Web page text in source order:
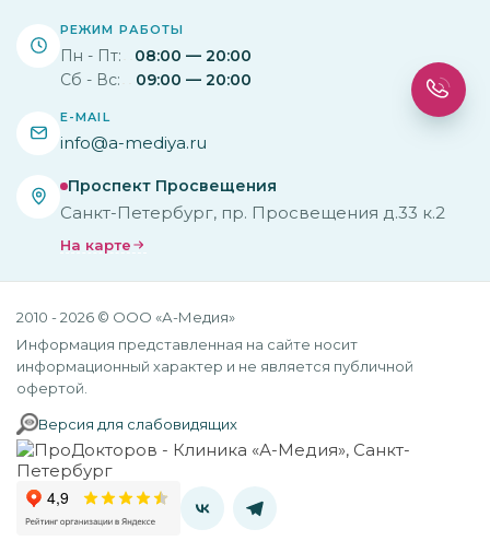
РЕЖИМ РАБОТЫ
Пн - Пт:
08:00 — 20:00
Сб - Вс:
09:00 — 20:00
E-MAIL
info@a-mediya.ru
Проспект Просвещения
Санкт-Петербург, пр. Просвещения д.33 к.2
На карте
2010 - 2026 © ООО «А-Медия»
Информация представленная на сайте носит
информационный характер и не является публичной
офертой.
Версия для слабовидящих